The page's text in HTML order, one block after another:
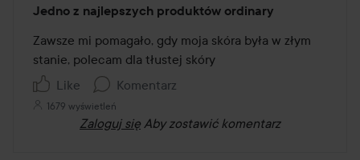
5
z
5
Jedno z najlepszych produktów ordinary
Zawsze mi pomagało, gdy moja skóra była w złym
stanie, polecam dla tłustej skóry
Like
Komentarz
1679 wyświetleń
Zaloguj się Aby zostawić komentarz